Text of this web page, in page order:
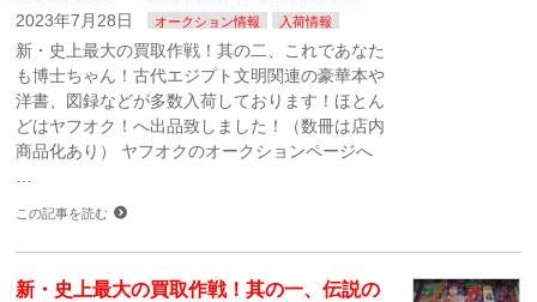
2023年7月28日 オークション情報 入荷情報
新・史上最大の買取作戦！其の二、これであなた
も博士ちゃん！古代エジプト文明関連の豪華本や
洋書、図録などが多数入荷しております！ほとん
どはヤフオク！へ出品致しました！（数冊は店内
商品化あり） ヤフオクのオークションページへ
…
この記事を読む
新・史上最大の買取作戦！其の一、伝説の